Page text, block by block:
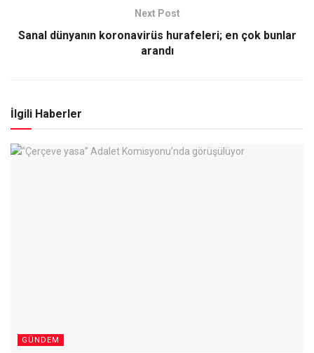
Next Post
Sanal dünyanın koronavirüs hurafeleri; en çok bunlar
arandı
İlgili Haberler
GÜNDEM